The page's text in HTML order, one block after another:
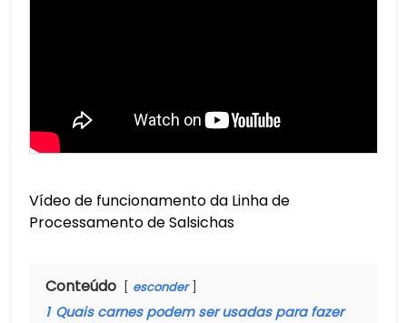
Vídeo de funcionamento da Linha de
Processamento de Salsichas
Conteúdo esconder
1 Quais carnes podem ser usadas para fazer